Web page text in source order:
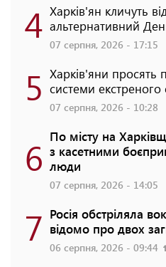
4 Харків'ян кличуть
альтернативний
07 серпня, 2026 - 17:15
5 Харків'яни просять
системи
07 серпня, 2026 - 10:28
6 По місту на
з касетними
люди
07 серпня, 2026 - 14:05
7 Росія обстріляла
відомо про двох
06 серпня, 2026 - 09:44